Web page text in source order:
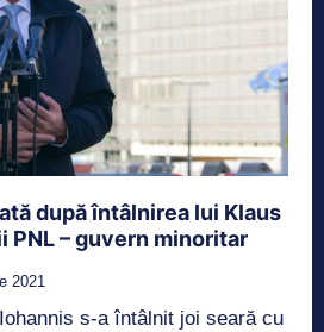
după întâlnirea lui Klaus
PNL – guvern minoritar
2021
s-a întâlnit joi seară cu